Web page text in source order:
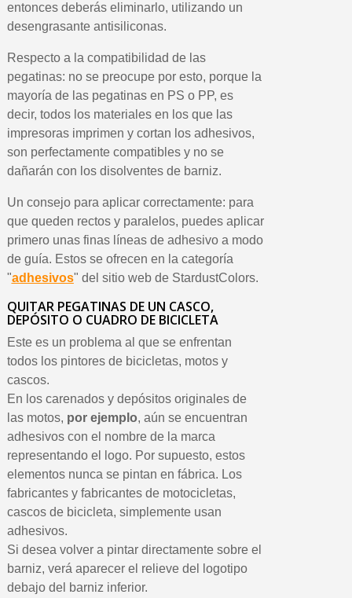
entonces deberás eliminarlo, utilizando un
desengrasante antisiliconas.
Respecto a la compatibilidad de las
pegatinas: no se preocupe por esto, porque la
mayoría de las pegatinas en PS o PP, es
decir, todos los materiales en los que las
impresoras imprimen y cortan los adhesivos,
son perfectamente compatibles y no se
dañarán con los disolventes de barniz.
Un consejo para aplicar correctamente: para
que queden rectos y paralelos, puedes aplicar
primero unas finas líneas de adhesivo a modo
de guía. Estos se ofrecen en la categoría
"adhesivos" del sitio web de StardustColors.
QUITAR PEGATINAS DE UN CASCO,
DEPÓSITO O CUADRO DE BICICLETA
Este es un problema al que se enfrentan
todos los pintores de bicicletas, motos y
cascos.
En los carenados y depósitos originales de
las motos, por ejemplo, aún se encuentran
adhesivos con el nombre de la marca
representando el logo. Por supuesto, estos
elementos nunca se pintan en fábrica. Los
fabricantes y fabricantes de motocicletas,
cascos de bicicleta, simplemente usan
adhesivos.
Si desea volver a pintar directamente sobre el
barniz, verá aparecer el relieve del logotipo
debajo del barniz inferior.